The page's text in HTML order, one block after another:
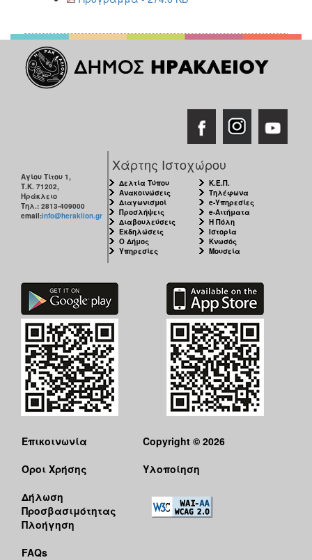
Αγίου Τίτου 1,
Τ.Κ. 71202,
Ηράκλειο
Τηλ.: 2813-409000
email:info@heraklion.gr
Χάρτης Ιστοχώρου
Δελτία Τύπου
Ανακοινώσεις
Διαγωνισμοί
Προσλήψεις
Διαβουλεύσεις
Εκδηλώσεις
Ο Δήμος
Υπηρεσίες
Κ.Ε.Π.
Τηλέφωνα
e-Υπηρεσίες
e-Αιτήματα
Η Πόλη
Ιστορία
Κνωσός
Μουσεία
Επικοινωνία
Όροι Χρήσης
Δήλωση
Προσβασιμότητας
Πλοήγηση
FAQs
Copyright © 2026
Υλοποίηση